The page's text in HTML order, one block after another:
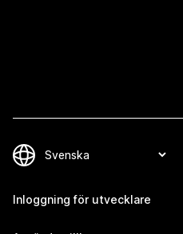
Inloggning för utvecklare